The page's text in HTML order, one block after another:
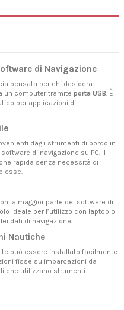
di Navigazione
pensata per chi desidera
un computer tramite porta USB. È
per applicazioni di
dagli strumenti di bordo in
di navigazione su PC. Il
rapida senza necessità di
la maggior parte dei software di
ideale per l’utilizzo con laptop o
dati di navigazione.
Nautiche
può essere installato facilmente
fisse su imbarcazioni da
che utilizzano strumenti